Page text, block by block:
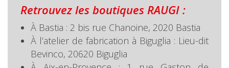
Retrouvez les boutiques RAUGI :
À Bastia : 2 bis rue Chanoine, 2020 Bastia
À l’atelier de fabrication à Biguglia : Lieu-dit
Bevinco, 20620 Biguglia